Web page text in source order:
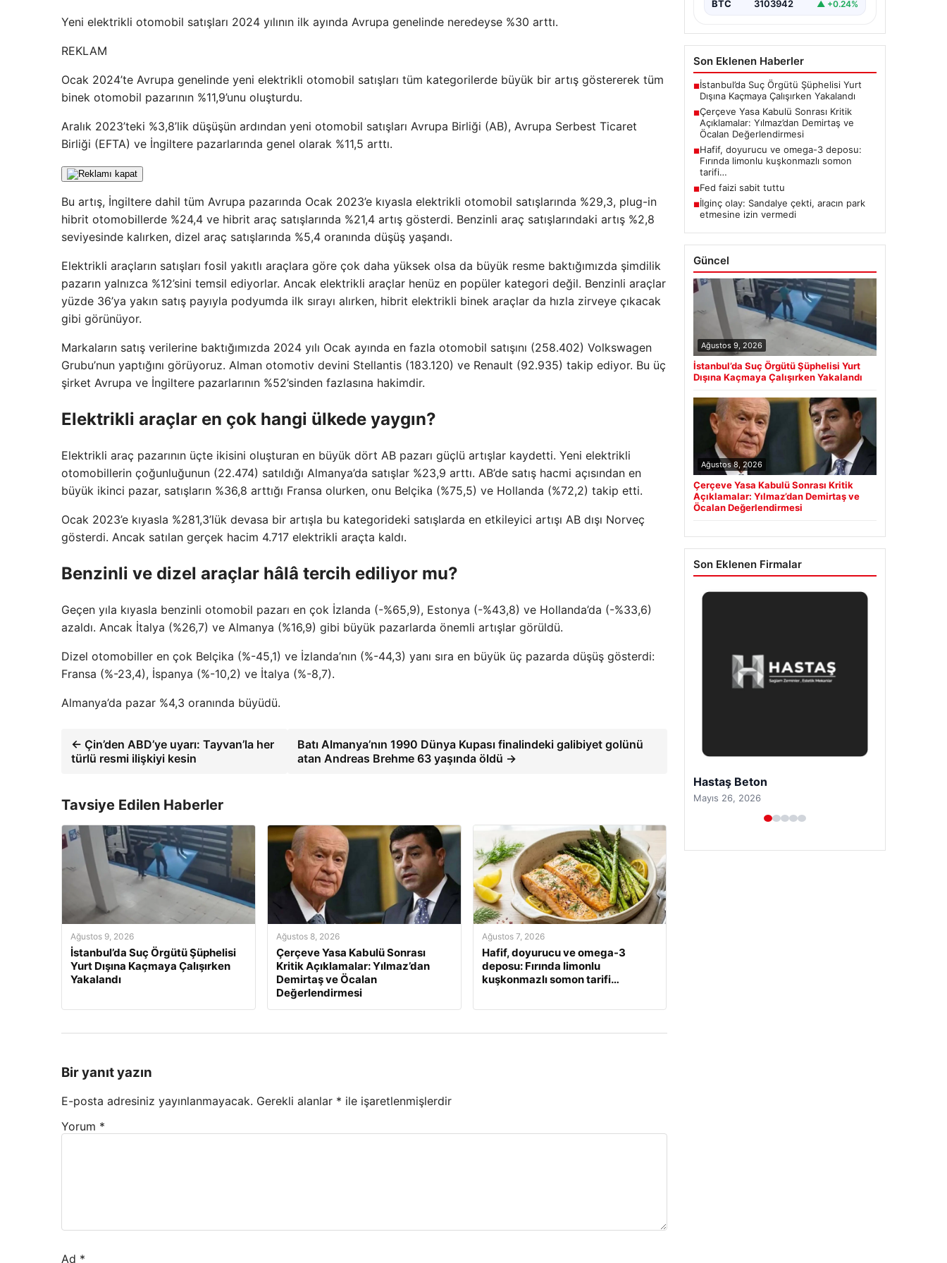
Yeni elektrikli otomobil satışları 2024 yılının ilk ayında Avrupa genelinde neredeyse %30 arttı.
REKLAM
Ocak 2024’te Avrupa genelinde yeni elektrikli otomobil satışları tüm kategorilerde büyük bir artış göstererek tüm
binek otomobil pazarının %11,9’unu oluşturdu.
Aralık 2023’teki %3,8’lik düşüşün ardından yeni otomobil satışları Avrupa Birliği (AB), Avrupa Serbest Ticaret
Birliği (EFTA) ve İngiltere pazarlarında genel olarak %11,5 arttı.
Bu artış, İngiltere dahil tüm Avrupa pazarında Ocak 2023’e kıyasla elektrikli otomobil satışlarında %29,3, plug-in
hibrit otomobillerde %24,4 ve hibrit araç satışlarında %21,4 artış gösterdi. Benzinli araç satışlarındaki artış %2,8
seviyesinde kalırken, dizel araç satışlarında %5,4 oranında düşüş yaşandı.
Elektrikli araçların satışları fosil yakıtlı araçlara göre çok daha yüksek olsa da büyük resme baktığımızda şimdilik
pazarın yalnızca %12’sini temsil ediyorlar. Ancak elektrikli araçlar henüz en popüler kategori değil. Benzinli araçlar
yüzde 36’ya yakın satış payıyla podyumda ilk sırayı alırken, hibrit elektrikli binek araçlar da hızla zirveye çıkacak
gibi görünüyor.
Markaların satış verilerine baktığımızda 2024 yılı Ocak ayında en fazla otomobil satışını (258.402) Volkswagen
Grubu’nun yaptığını görüyoruz. Alman otomotiv devini Stellantis (183.120) ve Renault (92.935) takip ediyor. Bu üç
şirket Avrupa ve İngiltere pazarlarının %52’sinden fazlasına hakimdir.
Elektrikli araçlar en çok hangi ülkede yaygın?
Elektrikli araç pazarının üçte ikisini oluşturan en büyük dört AB pazarı güçlü artışlar kaydetti. Yeni elektrikli
otomobillerin çoğunluğunun (22.474) satıldığı Almanya’da satışlar %23,9 arttı. AB’de satış hacmi açısından en
büyük ikinci pazar, satışların %36,8 arttığı Fransa olurken, onu Belçika (%75,5) ve Hollanda (%72,2) takip etti.
Ocak 2023’e kıyasla %281,3’lük devasa bir artışla bu kategorideki satışlarda en etkileyici artışı AB dışı Norveç
gösterdi. Ancak satılan gerçek hacim 4.717 elektrikli araçta kaldı.
Benzinli ve dizel araçlar hâlâ tercih ediliyor mu?
Geçen yıla kıyasla benzinli otomobil pazarı en çok İzlanda (-%65,9), Estonya (-%43,8) ve Hollanda’da (-%33,6)
azaldı. Ancak İtalya (%26,7) ve Almanya (%16,9) gibi büyük pazarlarda önemli artışlar görüldü.
Dizel otomobiller en çok Belçika (%-45,1) ve İzlanda’nın (%-44,3) yanı sıra en büyük üç pazarda düşüş gösterdi:
Fransa (%-23,4), İspanya (%-10,2) ve İtalya (%-8,7).
Almanya’da pazar %4,3 oranında büyüdü.
← Çin’den ABD’ye uyarı: Tayvan’la her
türlü resmi ilişkiyi kesin
Batı Almanya’nın 1990 Dünya Kupası finalindeki galibiyet golünü
atan Andreas Brehme 63 yaşında öldü →
Tavsiye Edilen Haberler
Ağustos 9, 2026
İstanbul’da Suç Örgütü Şüphelisi
Yurt Dışına Kaçmaya Çalışırken
Yakalandı
Ağustos 8, 2026
Çerçeve Yasa Kabulü Sonrası
Kritik Açıklamalar: Yılmaz’dan
Demirtaş ve Öcalan
Değerlendirmesi
Ağustos 7, 2026
Hafif, doyurucu ve omega-3
deposu: Fırında limonlu
kuşkonmazlı somon tarifi…
Bir yanıt yazın
E-posta adresiniz yayınlanmayacak. Gerekli alanlar * ile işaretlenmişlerdir
Yorum *
Ad *
BTC 3103942 ▲ +0.24%
Son Eklenen Haberler
■İstanbul’da Suç Örgütü Şüphelisi Yurt
Dışına Kaçmaya Çalışırken Yakalandı
■Çerçeve Yasa Kabulü Sonrası Kritik
Açıklamalar: Yılmaz’dan Demirtaş ve
Öcalan Değerlendirmesi
■Hafif, doyurucu ve omega-3 deposu:
Fırında limonlu kuşkonmazlı somon
tarifi…
■Fed faizi sabit tuttu
■İlginç olay: Sandalye çekti, aracın park
etmesine izin vermedi
Güncel
Ağustos 9, 2026
İstanbul’da Suç Örgütü Şüphelisi Yurt
Dışına Kaçmaya Çalışırken Yakalandı
Ağustos 8, 2026
Çerçeve Yasa Kabulü Sonrası Kritik
Açıklamalar: Yılmaz’dan Demirtaş ve
Öcalan Değerlendirmesi
Son Eklenen Firmalar
Prenses Night Club
Nisan 29, 2026